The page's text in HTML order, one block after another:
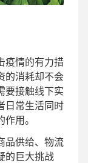
疫情的有力措
的消耗却不会
要接触线下实
日常生活同时
用。
品供给、物流
的巨大挑战